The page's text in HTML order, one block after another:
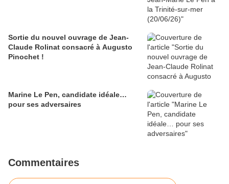
Sortie du nouvel ouvrage de Jean-
Claude Rolinat consacré à Augusto
Pinochet !
Marine Le Pen, candidate idéale…
pour ses adversaires
Commentaires